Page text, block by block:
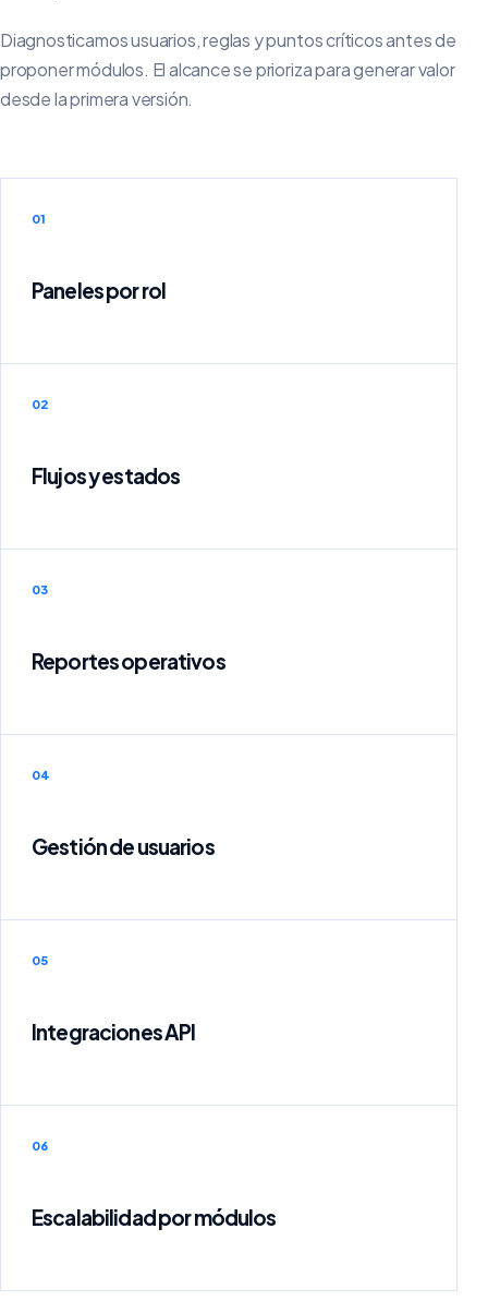
Diagnosticamos usuarios, reglas y puntos críticos antes de
proponer módulos. El alcance se prioriza para generar valor
desde la primera versión.
01
Paneles por rol
02
Flujos y estados
03
Reportes operativos
04
Gestión de usuarios
05
Integraciones API
06
Escalabilidad por módulos